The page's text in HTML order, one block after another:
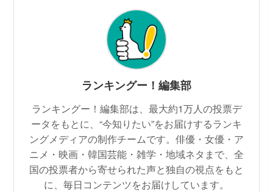
ランキングー！編集部
ランキングー！編集部は、最大約1万人の投票デ
ータをもとに、“今知りたい”をお届けするランキ
ングメディアの制作チームです。俳優・女優・ア
ニメ・映画・韓国芸能・雑学・地域ネタまで、全
国の投票者から寄せられた声と独自の視点をもと
に、毎日コンテンツをお届けしています。